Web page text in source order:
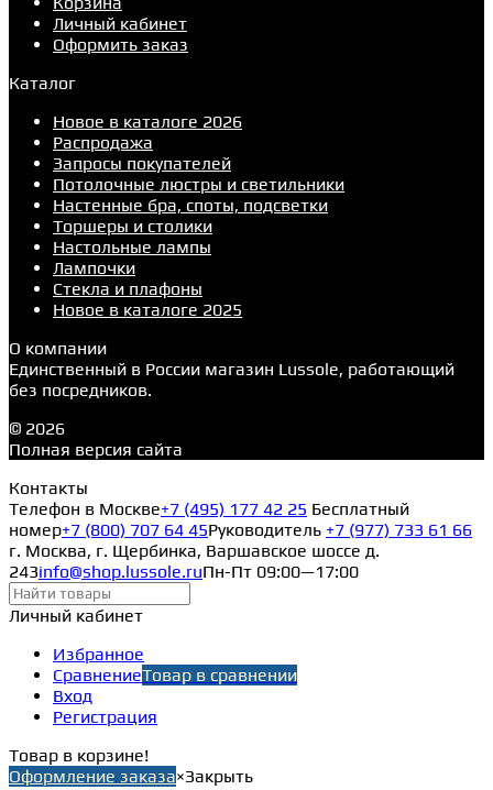
Личный кабинет
Оформить заказ
Каталог
Новое в каталоге 2026
Распродажа
Запросы покупателей
Потолочные люстры и светильники
Настенные бра, споты, подсветки
Торшеры и столики
Настольные лампы
Лампочки
Стекла и плафоны
Новое в каталоге 2025
О компании
Единственный в России магазин Lussole, работающий
без посредников.
© 2026
Полная версия сайта
Контакты
Телефон в Москве+7 (495) 177 42 25 Бесплатный
номер+7 (800) 707 64 45Руководитель +7 (977) 733 61 66
г. Москва, г. Щербинка, Варшавское шоссе д.
243info@shop.lussole.ruПн-Пт 09:00—17:00
Личный кабинет
Избранное
СравнениеТовар в сравнении
Вход
Регистрация
Товар в корзине!
Оформление заказа×Закрыть